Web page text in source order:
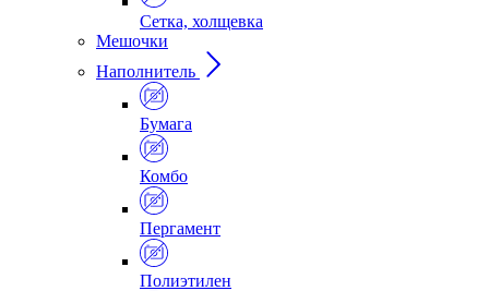
Сетка, холщевка
Мешочки
Наполнитель
Бумага
Комбо
Пергамент
Полиэтилен